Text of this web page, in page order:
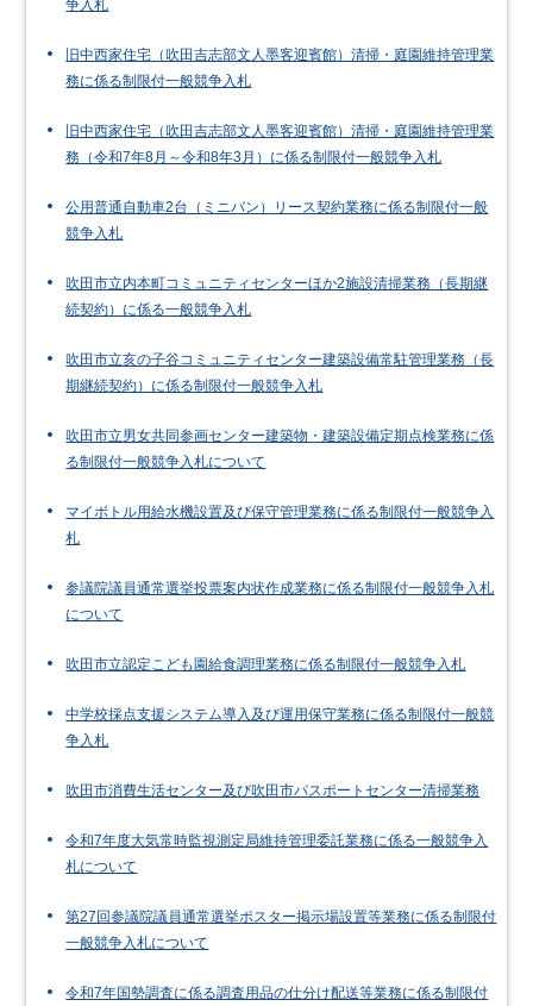
争入札
旧中西家住宅（吹田吉志部文人墨客迎賓館）清掃・庭園維持管理業
務に係る制限付一般競争入札
旧中西家住宅（吹田吉志部文人墨客迎賓館）清掃・庭園維持管理業
務（令和7年8月～令和8年3月）に係る制限付一般競争入札
公用普通自動車2台（ミニバン）リース契約業務に係る制限付一般
競争入札
吹田市立内本町コミュニティセンターほか2施設清掃業務（長期継
続契約）に係る一般競争入札
吹田市立亥の子谷コミュニティセンター建築設備常駐管理業務（長
期継続契約）に係る制限付一般競争入札
吹田市立男女共同参画センター建築物・建築設備定期点検業務に係
る制限付一般競争入札について
マイボトル用給水機設置及び保守管理業務に係る制限付一般競争入
札
参議院議員通常選挙投票案内状作成業務に係る制限付一般競争入札
について
吹田市立認定こども園給食調理業務に係る制限付一般競争入札
中学校採点支援システム導入及び運用保守業務に係る制限付一般競
争入札
吹田市消費生活センター及び吹田市パスポートセンター清掃業務
令和7年度大気常時監視測定局維持管理委託業務に係る一般競争入
札について
第27回参議院議員通常選挙ポスター掲示場設置等業務に係る制限付
一般競争入札について
令和7年国勢調査に係る調査用品の仕分け配送等業務に係る制限付